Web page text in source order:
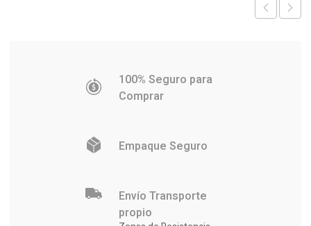
100% Seguro para
Comprar
Empaque Seguro
Envío Transporte
propio